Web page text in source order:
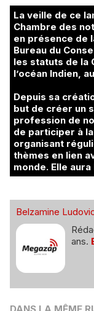
La veille de ce lancement, mardi 21 novembre, la
Chambre des
en présence de
Bureau du
les statuts de la
l’océan Indien,
Depuis sa
but de créer un
profession de
de participer à
organisant
thèmes en lien
monde. Elle
Belzamine
ans.